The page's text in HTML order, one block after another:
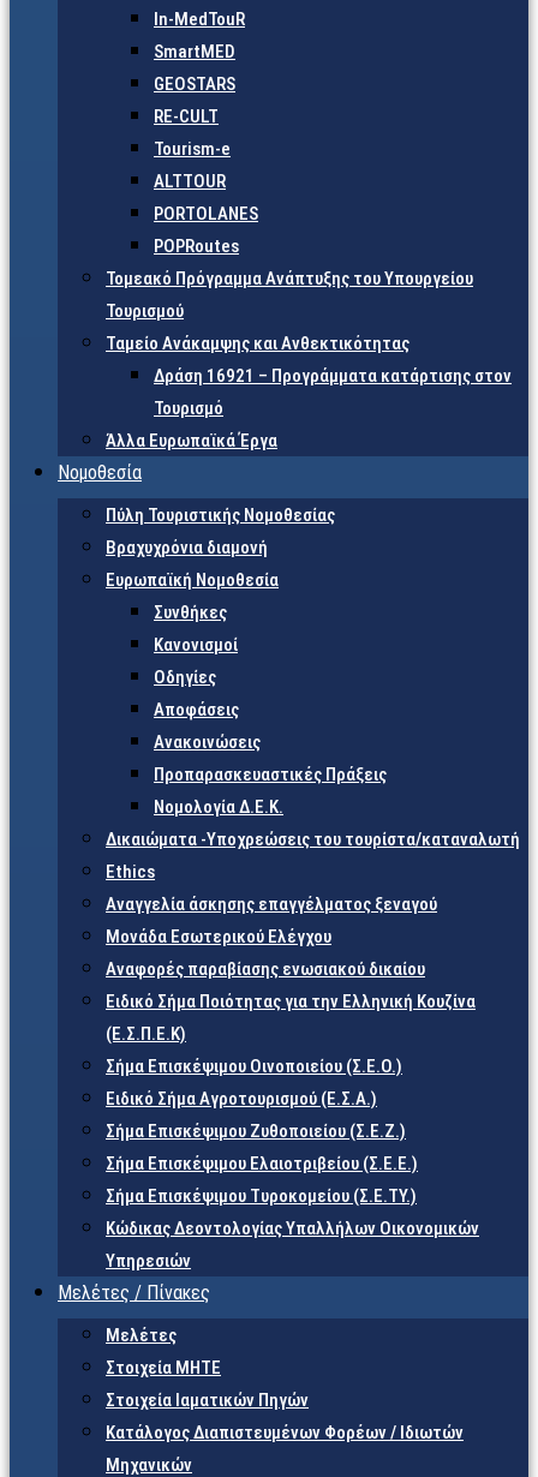
In-MedTouR
SmartMED
GEOSTARS
RE-CULT
Tourism-e
ALTTOUR
PORTOLANES
POPRoutes
Τομεακό Πρόγραμμα Ανάπτυξης του Υπουργείου
Τουρισμού
Ταμείο Ανάκαμψης και Ανθεκτικότητας
Δράση 16921 – Προγράμματα κατάρτισης στον
Τουρισμό
Άλλα Ευρωπαϊκά Έργα
Νομοθεσία
Πύλη Τουριστικής Νομοθεσίας
Βραχυχρόνια διαμονή
Ευρωπαϊκή Νομοθεσία
Συνθήκες
Κανονισμοί
Οδηγίες
Αποφάσεις
Ανακοινώσεις
Προπαρασκευαστικές Πράξεις
Νομολογία Δ.Ε.Κ.
Δικαιώματα -Υποχρεώσεις του τουρίστα/καταναλωτή
Ethics
Αναγγελία άσκησης επαγγέλματος ξεναγού
Μονάδα Εσωτερικού Ελέγχου
Αναφορές παραβίασης ενωσιακού δικαίου
Ειδικό Σήμα Ποιότητας για την Ελληνική Κουζίνα
(Ε.Σ.Π.Ε.Κ)
Σήμα Επισκέψιμου Οινοποιείου (Σ.Ε.Ο.)
Ειδικό Σήμα Αγροτουρισμού (Ε.Σ.Α.)
Σήμα Επισκέψιμου Ζυθοποιείου (Σ.Ε.Ζ.)
Σήμα Επισκέψιμου Ελαιοτριβείου (Σ.Ε.Ε.)
Σήμα Επισκέψιμου Τυροκομείου (Σ.Ε.TY.)
Κώδικας Δεοντολογίας Υπαλλήλων Οικονομικών
Υπηρεσιών
Μελέτες / Πίνακες
Μελέτες
Στοιχεία ΜΗΤΕ
Στοιχεία Ιαματικών Πηγών
Κατάλογος Διαπιστευμένων Φορέων / Ιδιωτών
Μηχανικών